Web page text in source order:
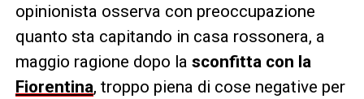
opinionista osserva con preoccupazione
quanto sta capitando in casa rossonera, a
maggio ragione dopo la sconfitta con la
Fiorentina, troppo piena di cose negative per